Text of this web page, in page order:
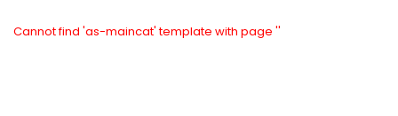
Cannot find 'as-maincat' template with page ''